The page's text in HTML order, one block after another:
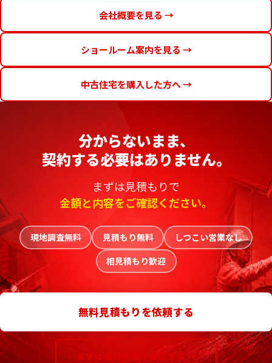
会社概要を見る →
ショールーム案内を見る →
中古住宅を購入した方へ →
分からないまま、
契約する必要はありません。
まずは見積もりで
金額と内容をご確認ください。
現地調査無料 見積もり無料
しつこい営業なし
相見積もり歓迎
無料見積もりを依頼する
まずは概算費用を確認する →